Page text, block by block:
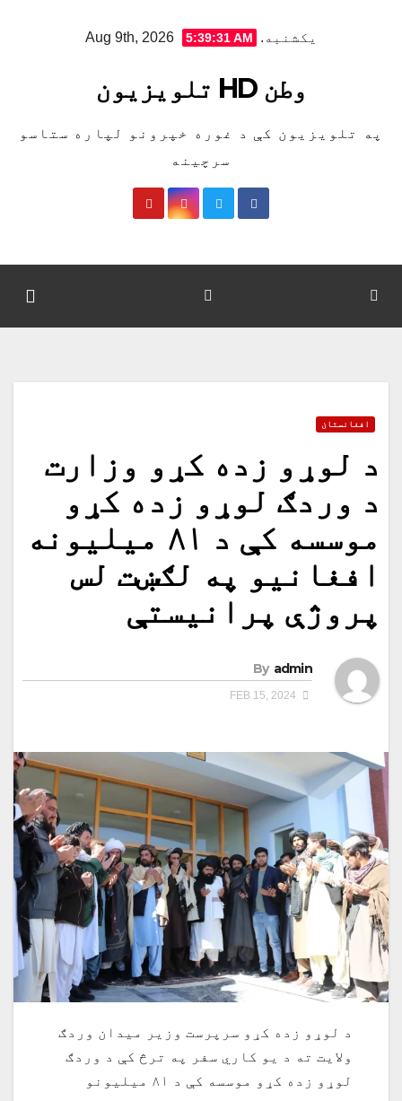
یکشنبه. Aug 9th, 2026 5:39:31 AM
وطن HD تلویزیون
په تلویزیون کې د غوره خپرونو لپاره ستاسو
سرچینه
افغانستان
د لوړو زده کړو وزارت
د وردګ لوړو زده کړو
موسسه کې د ۸۱ میلیونه
افغانیو په لګښت لس
پروژې پرانیستې
By admin
د لوړو زده کړو سرپرست وزير ميدان وردګ
ولایت ته د یو کاري سفر په ترڅ کې د وردګ
لوړو زده کړو موسسه کې د ۸۱ ميليونو